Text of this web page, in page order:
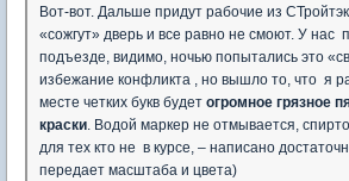
Вот-вот. Дальше придут рабочие из
«сожгут» дверь и все равно не смоют. У нас
подъезде, видимо, ночью попытались это
избежание конфликта , но вышло то, что я
месте четких букв будет огромное грязное
краски. Водой маркер не отмывается,
для тех кто не в курсе, – написано
передает масштаба и цвета)